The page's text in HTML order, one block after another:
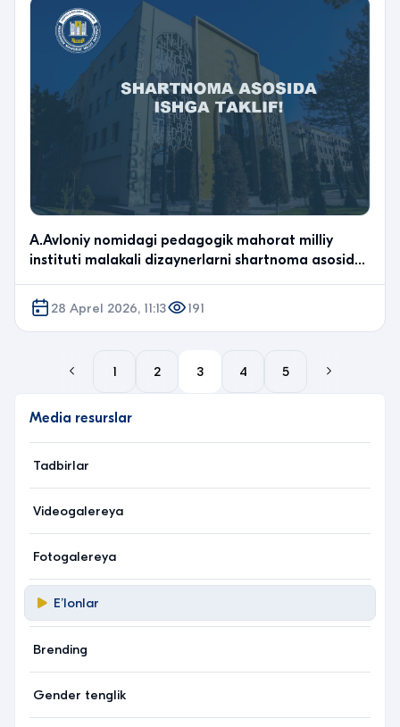
A.Avloniy nomidagi pedagogik mahorat milliy
instituti malakali dizaynerlarni shartnoma asosida
28 Aprel 2026, 11:13
191
1 2 3 4 5
Media resurslar
Tadbirlar
Videogalereya
Fotogalereya
Eʼlonlar
Brending
Gender tenglik